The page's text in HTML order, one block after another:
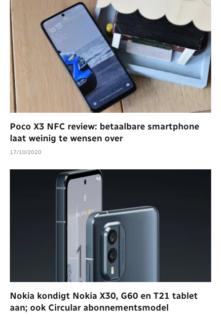
Poco X3 NFC review: betaalbare smartphone
laat weinig te wensen over
17/10/2020
Nokia kondigt Nokia X30, G60 en T21 tablet
aan; ook Circular abonnementsmodel